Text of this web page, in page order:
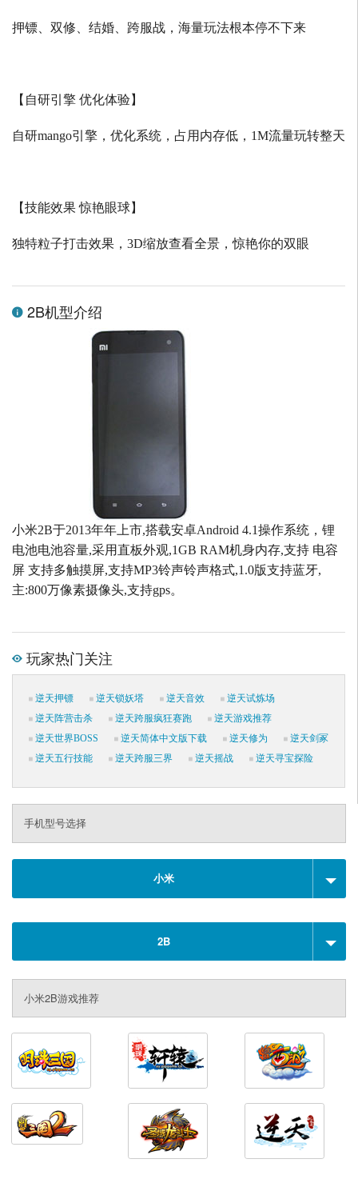
押镖、双修、结婚、跨服战，海量玩法根本停不下来
【自研引擎 优化体验】
自研mango引擎，优化系统，占用内存低， 1M流量玩转整天
【技能效果 惊艳眼球】
独特粒子打击效果， 3D缩放查看全景，惊艳你的双眼
2B机型介绍
小米2B于2013年年上市,搭载安卓Android 4.1操作系统，锂
电池电池容量,采用直板外观,1GB RAM机身内存,支持 电容
屏 支持多触摸屏,支持MP3铃声铃声格式,1.0版支持蓝牙,
主:800万像素摄像头,支持gps。
玩家热门关注
逆天押镖 逆天锁妖塔 逆天音效
逆天试炼场
逆天阵营击杀
逆天跨服疯狂赛跑
逆天游戏推荐
逆天世界BOSS
逆天简体中文版下载 逆天修为
逆天剑冢
逆天五行技能
逆天跨服三界 逆天摇战 逆天寻宝探险
手机型号选择
小米
2B
小米2B游戏推荐